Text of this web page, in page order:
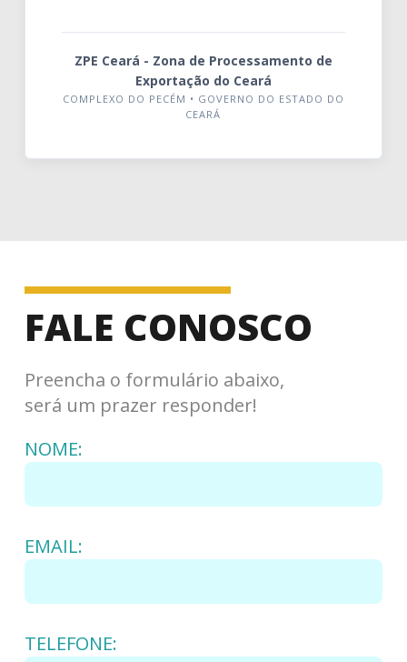
ZPE Ceará - Zona de Processamento de
Exportação do Ceará
COMPLEXO DO PECÉM • GOVERNO DO ESTADO DO
CEARÁ
FALE CONOSCO
Preencha o formulário abaixo,
será um prazer responder!
NOME:
EMAIL:
TELEFONE: